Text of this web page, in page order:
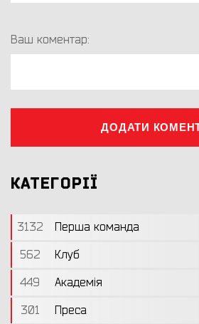
Ваш коментар:
ДОДАТИ
КАТЕГОРІЇ
3132
Перша команда
562
Клуб
449
Академія
301
Преса